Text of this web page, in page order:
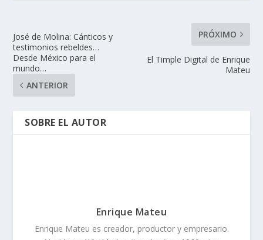
José de Molina: Cánticos y
testimonios rebeldes…
Desde México para el
mundo…
ANTERIOR
PRÓXIMO
El Timple Digital de Enrique
Mateu
SOBRE EL AUTOR
Enrique Mateu
Enrique Mateu es creador, productor y empresario.